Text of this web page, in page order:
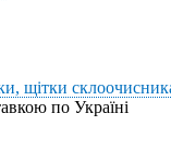
щітки
по Україні